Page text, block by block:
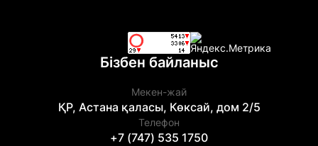
Бізбен байланыс
Мекен-жай
ҚР, Астана қаласы, Көксай, дом 2/5
Телефон
+7 (747) 535 1750